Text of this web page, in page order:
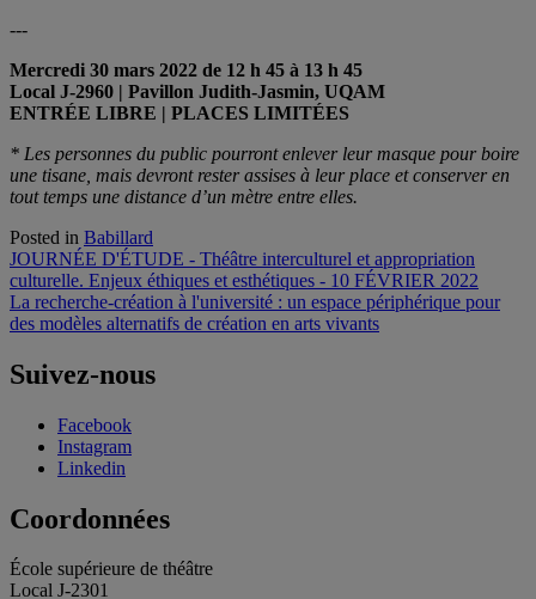
---
Mercredi 30 mars 2022 de 12 h 45 à 13 h 45
Local J-2960 | Pavillon Judith-Jasmin, UQAM
ENTRÉE LIBRE | PLACES LIMITÉES
* Les personnes du public pourront enlever leur masque pour boire
une tisane, mais devront rester assises à leur place et conserver en
tout temps une distance d’un mètre entre elles.
Posted in Babillard
Navigation
de
l'article
JOURNÉE D'ÉTUDE - Théâtre interculturel et appropriation
culturelle. Enjeux éthiques et esthétiques - 10 FÉVRIER 2022
La recherche-création à l'université : un espace périphérique pour
des modèles alternatifs de création en arts vivants
Suivez-nous
Facebook
Instagram
Linkedin
Coordonnées
École supérieure de théâtre
Local J-2301